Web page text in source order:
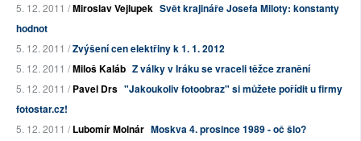
5. 12. 2011 /Miroslav Vejlupek Svět krajináře Josefa Miloty: konstanty
hodnot
5. 12. 2011 /Zvýšení cen elektřiny k 1. 1. 2012
5. 12. 2011 /Miloš Kaláb Z války v Iráku se vraceli těžce zranění
5. 12. 2011 /Pavel Drs "Jakoukoliv fotoobraz" si můžete pořídit u firmy
fotostar.cz!
5. 12. 2011 /Lubomír Molnár Moskva 4. prosince 1989 - oč šlo?